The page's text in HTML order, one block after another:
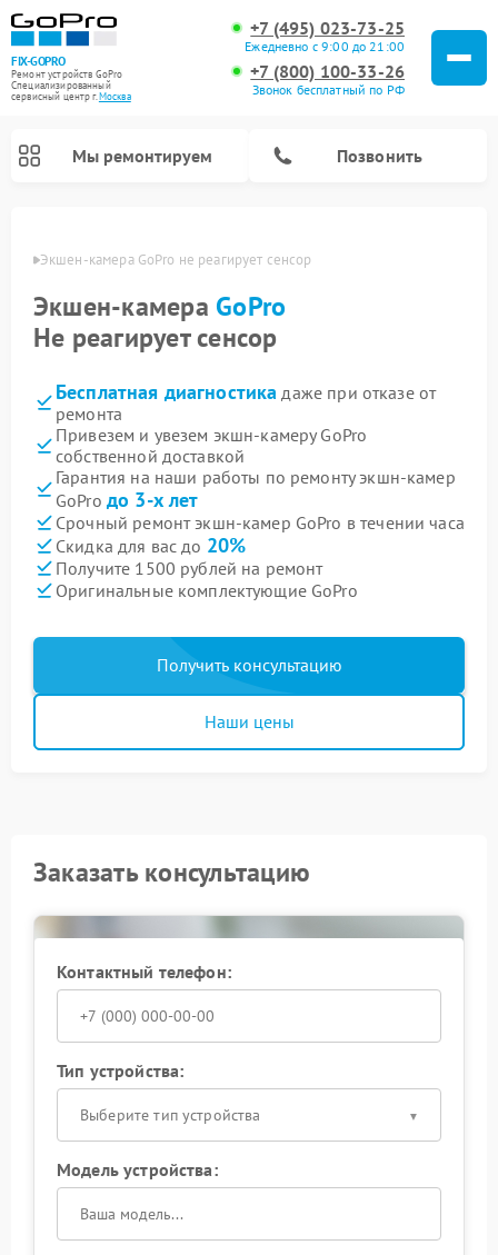
FIX-GOPRO
Ремонт устройств GoPro
Специализированный
cервисный центр г.Москва
+7 (495) 023-73-25
Ежедневно с 9:00 до 21:00
+7 (800) 100-33-26
Звонок бесплатный по РФ
Мы ремонтируем Позвонить
Экшен-камера GoPro не реагирует сенсор
Экшен-камера GoPro
Не реагирует сенсор
Бесплатная диагностика даже при отказе от
ремонта
Привезем и увезем экшн-камеру GoPro
собственной доставкой
Гарантия на наши работы по ремонту экшн-камер
GoPro до 3-х лет
Срочный ремонт экшн-камер GoPro в течении часа
Скидка для вас до 20%
Получите 1500 рублей на ремонт
Оригинальные комплектующие GoPro
Получить консультацию
Наши цены
Заказать консультацию
Контактный телефон:
Тип устройства:
Выберите тип устройства
Модель устройства: